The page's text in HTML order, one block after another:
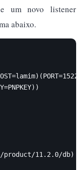
um novo listener
abaixo.
product/11.2.0/db)